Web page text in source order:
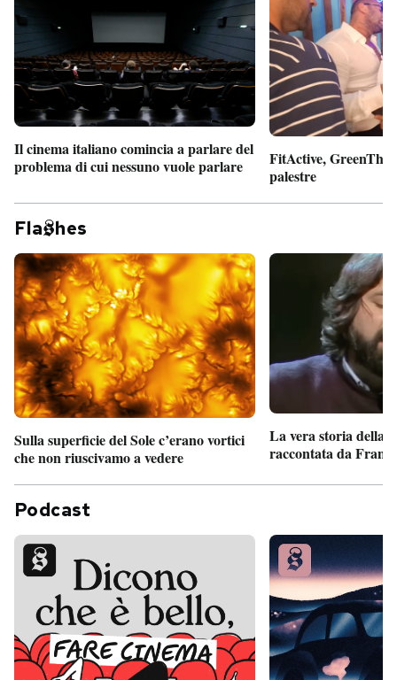
Il cinema italiano comincia a parlare del
problema di cui nessuno vuole parlare
FitActive,
palestre
Fla hes
Sulla superficie del Sole c’erano vortici
che non riuscivamo a vedere
La vera storia della
raccontata da
Podcast